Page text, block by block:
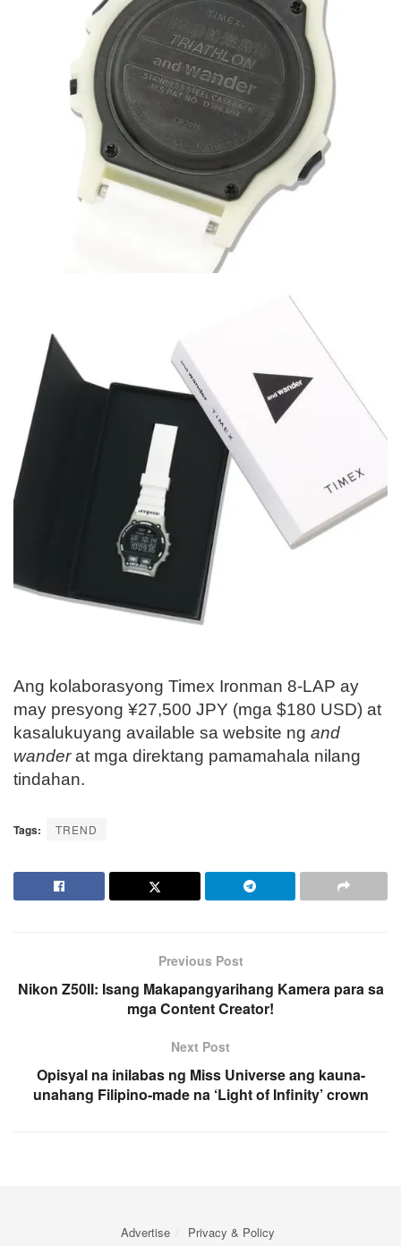
Ang kolaborasyong Timex Ironman 8-LAP ay
may presyong ¥27,500 JPY (mga $180 USD) at
kasalukuyang available sa website ng and
wanderat mga direktang pamamahala nilang
tindahan.
Tags: TREND
Previous Post
Nikon Z50II: Isang Makapangyarihang Kamera para sa
mga Content Creator!
Next Post
Opisyal na inilabas ng Miss Universe ang kauna-
unahang Filipino-made na ‘Light of Infinity’ crown
Advertise Privacy & Policy